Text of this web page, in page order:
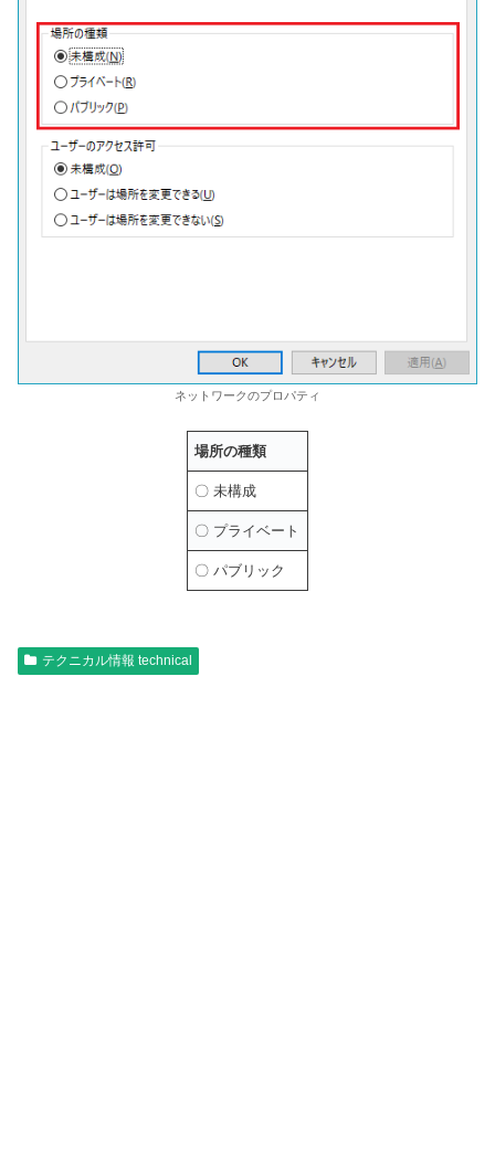
ネットワークのプロパティ
場所の種類
〇 未構成
〇 プライベート
〇 パブリック
テクニカル情報 technical